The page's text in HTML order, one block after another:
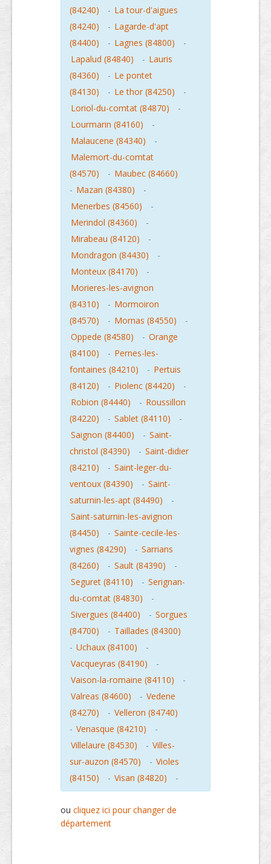
(84240)
- La tour-d'aigues
(84240)
- Lagarde-d'apt
(84400)
- Lagnes (84800)
-
Lapalud (84840)
- Lauris
(84360)
- Le pontet
(84130)
- Le thor (84250)
-
Loriol-du-comtat (84870)
-
Lourmarin (84160)
-
Malaucene (84340)
-
Malemort-du-comtat
(84570)
- Maubec (84660)
- Mazan (84380)
-
Menerbes (84560)
-
Merindol (84360)
-
Mirabeau (84120)
-
Mondragon (84430)
-
Monteux (84170)
-
Morieres-les-avignon
(84310)
- Mormoiron
(84570)
- Mornas (84550)
-
Oppede (84580)
- Orange
(84100)
- Pernes-les-
fontaines (84210)
- Pertuis
(84120)
- Piolenc (84420)
-
Robion (84440)
- Roussillon
(84220)
- Sablet (84110)
-
Saignon (84400)
- Saint-
christol (84390)
- Saint-didier
(84210)
- Saint-leger-du-
ventoux (84390)
- Saint-
saturnin-les-apt (84490)
-
Saint-saturnin-les-avignon
(84450)
- Sainte-cecile-les-
vignes (84290)
- Sarrians
(84260)
- Sault (84390)
-
Seguret (84110)
- Serignan-
du-comtat (84830)
-
Sivergues (84400)
- Sorgues
(84700)
- Taillades (84300)
- Uchaux (84100)
-
Vacqueyras (84190)
-
Vaison-la-romaine (84110)
-
Valreas (84600)
- Vedene
(84270)
- Velleron (84740)
- Venasque (84210)
-
Villelaure (84530)
- Villes-
sur-auzon (84570)
- Violes
(84150)
- Visan (84820) -
ou cliquez ici pour changer de
département